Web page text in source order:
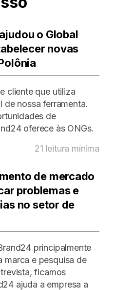
o Global
novas
cliente que utiliza
de nossa ferramenta.
de
oferece às ONGs.
21 leitura mínima
de mercado
problemas e
no setor de
principalmente
marca e pesquisa de
ficamos
ajuda a empresa a